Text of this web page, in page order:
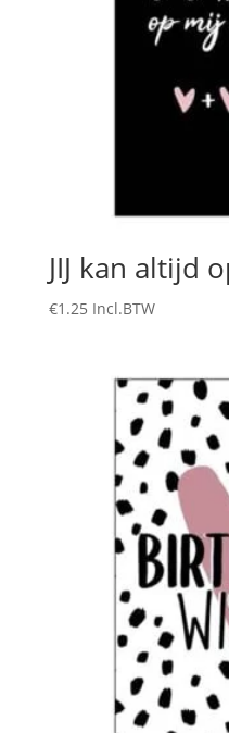
JIJ kan altijd
€1.25 Incl.BTW